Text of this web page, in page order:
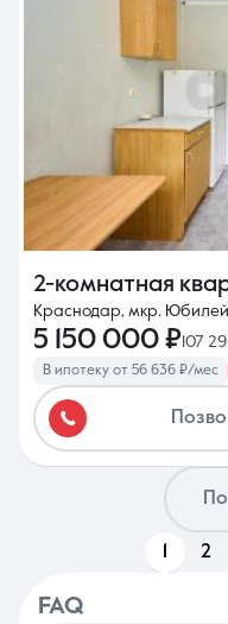
2-комнатная
Краснодар, мкр.
5 150 000 ₽107
В ипотеку от 56 636 ₽/мес
2
FAQ